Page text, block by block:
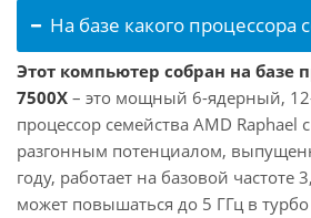
На базе какого процессора
Этот компьютер собран на базе
7500X – это мощный 6-ядерный,
процессор семейства AMD Raphael
разгонным потенциалом,
году, работает на базовой частоте
может повышаться до 5 ГГц в